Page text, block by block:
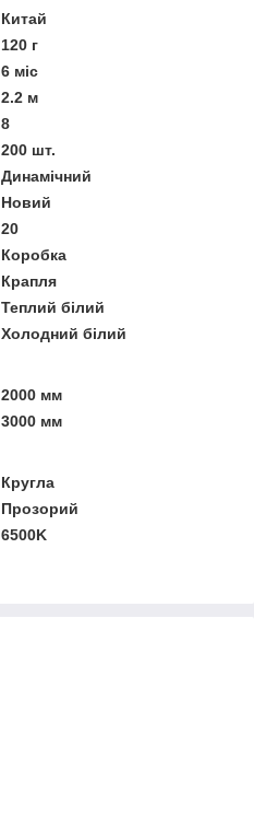
Китай
120 г
6 міс
2.2 м
8
200 шт.
Динамічний
Новий
20
Коробка
Крапля
Теплий білий
Холодний білий
2000 мм
3000 мм
Кругла
Прозорий
6500K